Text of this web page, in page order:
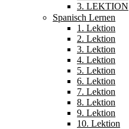
3. LEKTION
Spanisch Lernen
1. Lektion
2. Lektion
3. Lektion
4. Lektion
5. Lektion
6. Lektion
7. Lektion
8. Lektion
9. Lektion
10. Lektion